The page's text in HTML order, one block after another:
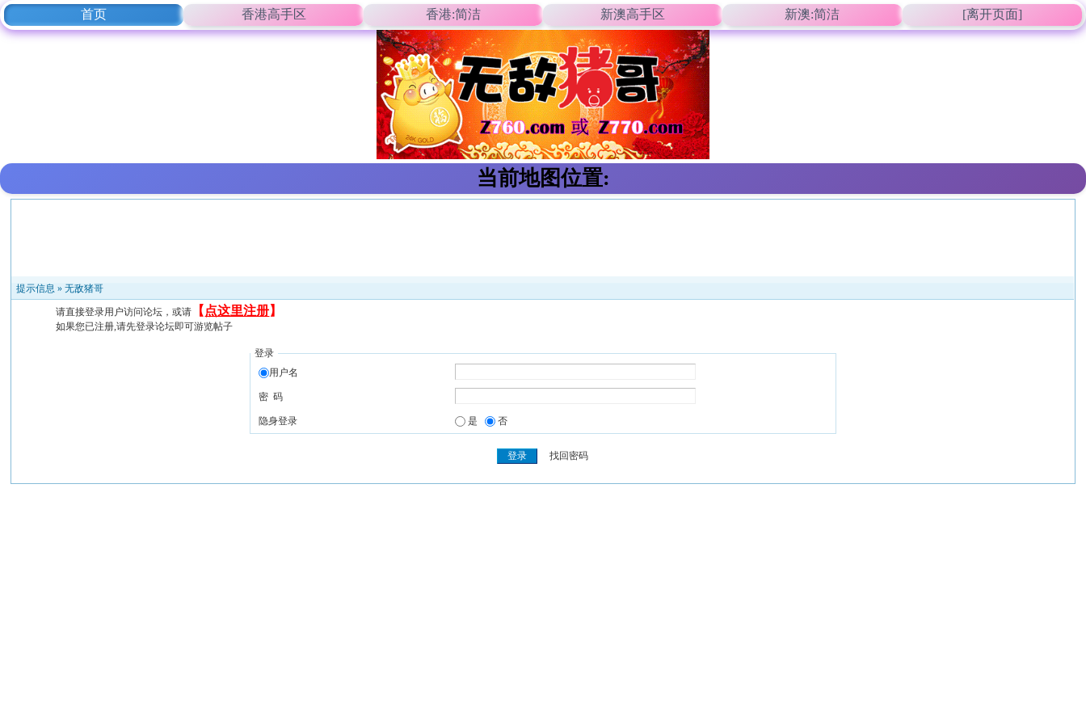
首页 香港高手区 香港:简洁 新澳高手区 新澳:简洁 [离开页面]
当前地图位置:
提示信息 »无敌猪哥
请直接登录用户访问论坛，或请 【 点这里注册】
如果您已注册,请先登录论坛即可游览帖子
登录
用户名
密 码
隐身登录 是 否
找回密码